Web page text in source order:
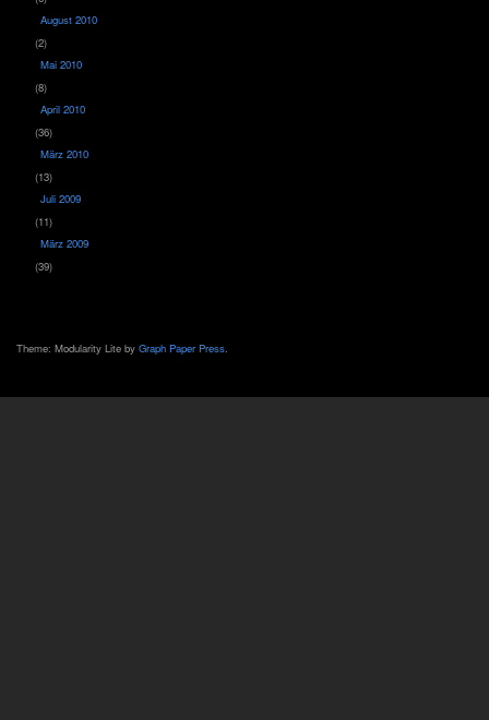
August 2010
(2)
Mai 2010
(8)
April 2010
(36)
März 2010
(13)
Juli 2009
(11)
März 2009
(39)
Theme: Modularity Lite by Graph Paper Press